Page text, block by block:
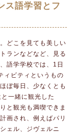
ス語学習とフ
どこを見ても美しい
ランなどなど、見る
語学学校では、1日
ィビティというもの
ぼ毎日、少なくとも
一緒に観光した
と観光も満喫できま
画され、例えばパリ
ェル、ジヴェルニ